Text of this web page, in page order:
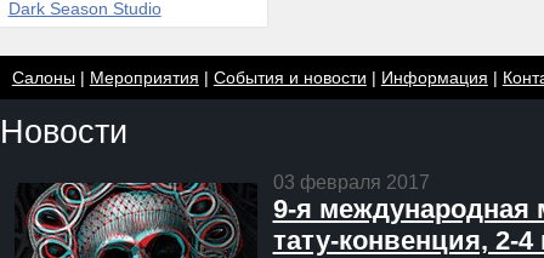
Dark Season Studio
Салоны| Мероприятия | События и новости | Информация |
Новости
03 февраля 2017
9-я международная
тату-конвенция, 2-